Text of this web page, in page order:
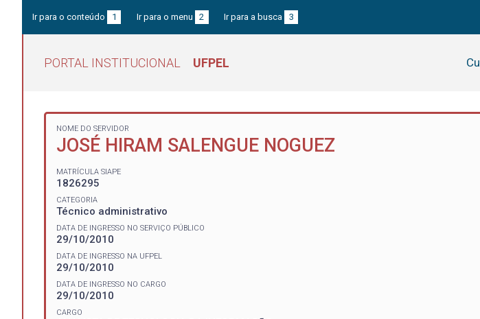
Ir para o conteúdo 1 Ir para o menu 2 Ir para a busca 3
PORTAL INSTITUCIONAL UFPEL
NOME DO SERVIDOR
JOSÉ HIRAM SALENGUE NOGUEZ
MATRÍCULA SIAPE
1826295
CATEGORIA
Técnico administrativo
DATA DE INGRESSO NO SERVIÇO PÚBLICO
29/10/2010
DATA DE INGRESSO NA UFPEL
29/10/2010
DATA DE INGRESSO NO CARGO
29/10/2010
CARGO